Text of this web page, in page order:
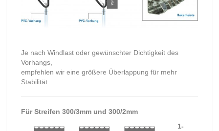
Je nach Windlast oder gewünschter Dichtigkeit des
Vorhangs,
empfehlen wir eine größere Überlappung für mehr
Stabilität.
Für Streifen 300/3mm und 300/2mm
1-